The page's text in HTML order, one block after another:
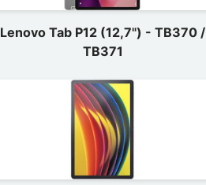
Lenovo Tab P12 (12,7") - TB370 /
TB371